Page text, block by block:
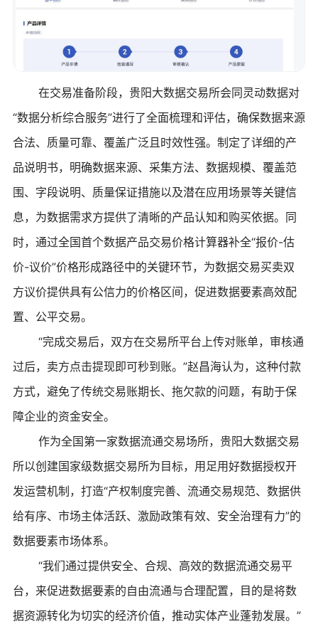
在交易准备阶段，贵阳大数据交易所会同灵动数据对
“数据分析综合服务”进行了全面梳理和评估，确保数据来源
合法、质量可靠、覆盖广泛且时效性强。制定了详细的产
品说明书，明确数据来源、采集方法、数据规模、覆盖范
围、字段说明、质量保证措施以及潜在应用场景等关键信
息，为数据需求方提供了清晰的产品认知和购买依据。同
时，通过全国首个数据产品交易价格计算器补全“报价-估
价-议价”价格形成路径中的关键环节，为数据交易买卖双
方议价提供具有公信力的价格区间，促进数据要素高效配
置、公平交易。
“完成交易后，双方在交易所平台上传对账单，审核通
过后，卖方点击提现即可秒到账。”赵昌海认为，这种付款
方式，避免了传统交易账期长、拖欠款的问题，有助于保
障企业的资金安全。
作为全国第一家数据流通交易场所，贵阳大数据交易
所以创建国家级数据交易所为目标，用足用好数据授权开
发运营机制，打造“产权制度完善、流通交易规范、数据供
给有序、市场主体活跃、激励政策有效、安全治理有力”的
数据要素市场体系。
“我们通过提供安全、合规、高效的数据流通交易平
台，来促进数据要素的自由流通与合理配置，目的是将数
据资源转化为切实的经济价值，推动实体产业蓬勃发展。”